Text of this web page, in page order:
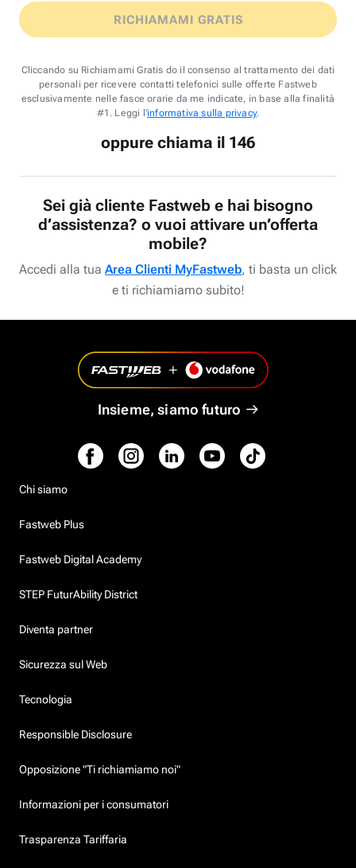
RICHIAMAMI GRATIS
Cliccando su Richiamami Gratis do il consenso al trattamento dei dati
personali per ricevere contatti telefonici sulle offerte Fastweb
esclusivamente nelle fasce orarie da me indicate, in base alla finalità
#1. Leggi l'informativa sulla privacy.
oppure chiama il 146
Sei già cliente Fastweb e hai bisogno
d’assistenza? o vuoi attivare un’offerta
mobile?
Accedi alla tua Area Clienti MyFastweb, ti basta un click
e ti richiamiamo subito!
Insieme, siamo futuro
Chi siamo
Fastweb Plus
Fastweb Digital Academy
STEP FuturAbility District
Diventa partner
Sicurezza sul Web
Tecnologia
Responsible Disclosure
Opposizione "Ti richiamiamo noi"
Informazioni per i consumatori
Trasparenza Tariffaria